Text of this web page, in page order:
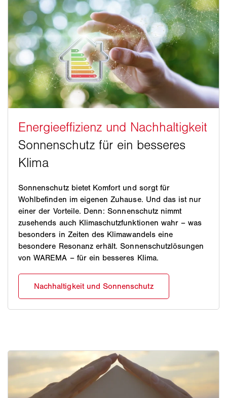
Sonnenschutz bietet Komfort und sorgt für
Wohlbefinden im eigenen Zuhause. Und das ist nur
einer der Vorteile. Denn: Sonnenschutz nimmt
zusehends auch Klimaschutzfunktionen wahr – was
besonders in Zeiten des Klimawandels eine
besondere Resonanz erhält. Sonnenschutzlösungen
von WAREMA – für ein besseres Klima.